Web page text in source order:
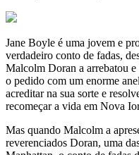
Jane Boyle é uma jovem e
verdadeiro conto de fadas,
Malcolm Doran a arrebatou
o pedido com um enorme
acreditar na sua sorte e
recomeçar a vida em Nova
Mas quando Malcolm a
reverenciados Doran, uma